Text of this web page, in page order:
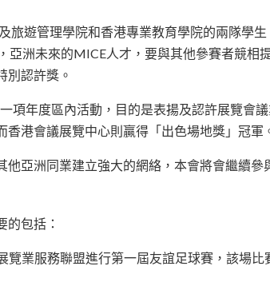
旅遊管理學院和香港專業教育學院的兩隊學
洲未來的MICE人才，要與其他參賽者競相
別認許獎。
項年度區內活動，目的是表揚及認許展覽會
港會議展覽中心則贏得「出色場地獎」冠軍
亞洲同業建立強大的網絡，本會將會繼續參
包括：
業服務聯盟進行第一屆友誼足球賽，該場比